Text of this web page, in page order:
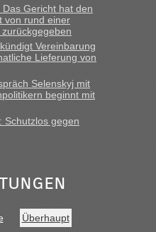
Das Gericht hat den
von rund einer
Vereinbarung
Lieferung von
Selenskyj mit
beginnt mit
Schutzlos gegen
Überhaupt